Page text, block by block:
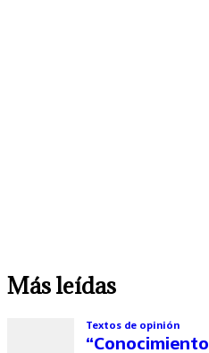
Más leídas